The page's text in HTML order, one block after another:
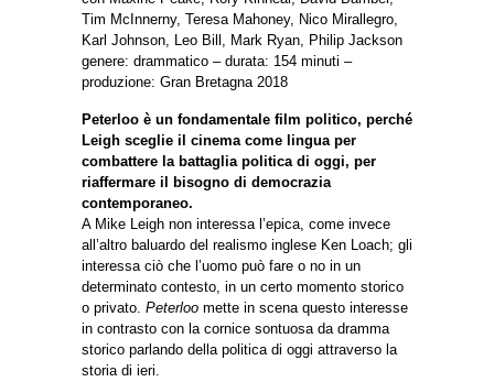
Tim McInnerny, Teresa Mahoney, Nico Mirallegro,
Karl Johnson, Leo Bill, Mark Ryan, Philip Jackson
genere: drammatico – durata: 154 minuti –
produzione: Gran Bretagna 2018
Peterloo è un fondamentale film politico, perché
Leigh sceglie il cinema come lingua per
combattere la battaglia politica di oggi, per
riaffermare il bisogno di democrazia
contemporaneo.
A Mike Leigh non interessa l’epica, come invece
all’altro baluardo del realismo inglese Ken Loach; gli
interessa ciò che l’uomo può fare o no in un
determinato contesto, in un certo momento storico
o privato. Peterloo mette in scena questo interesse
in contrasto con la cornice sontuosa da dramma
storico parlando della politica di oggi attraverso la
storia di ieri.